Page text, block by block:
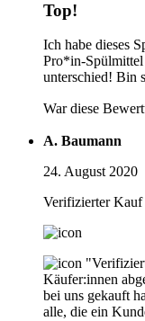
Top!
Ich habe dieses
Pro*in-Spülmittel
unterschied! Bin
War diese
A. Baumann
24. August 2020
Verifizierter Kauf
Käufer:innen
bei uns gekauft
alle, die ein